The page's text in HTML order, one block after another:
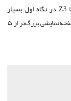
اختصاص نداده است. جعبه ارائه شده همراه اکسپریا Z3 در نگاه اول بسیار
کوچک‌تر از حد قابل انتظار برای یک گوشی پیشرفته با صفحه‌نمایشی بزرگ‌تر از ۵